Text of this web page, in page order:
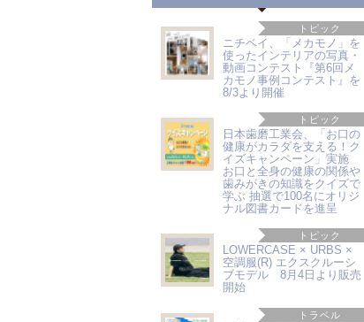
トピック
ニチベイ、「メカモノ」を
使ったインテリアの写真・
動画コンテスト『第6回メ
カモノ事例コンテスト』を
8/3より開催
トピック
日本歯磨工業会、「お口の
健康がカラダを支える！ク
イズキャンペーン」実施
お口と全身の健康の関係や
歯みがきの知識をクイズで
学ぶ 抽選で100名にオリジ
ナル図書カードを進呈
トピック
LOWERCASE × URBS ×
空調服(R) エクスクルーシ
ブモデル 8月4日より販売
開始
トラベル